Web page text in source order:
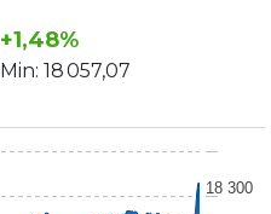
+1,48%
Min: 18 057,07
18 300